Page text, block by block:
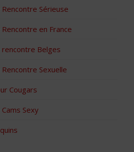
Sérieuse
en France
rencontre Belges
Sexuelle
Cougars
Sexy